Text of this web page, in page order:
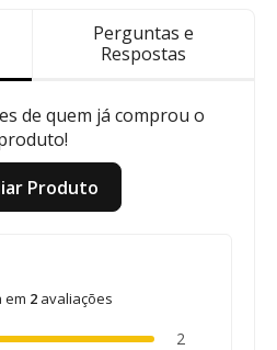
Perguntas e
Respostas
de quem já comprou o
Produto
em 2 avaliações
2